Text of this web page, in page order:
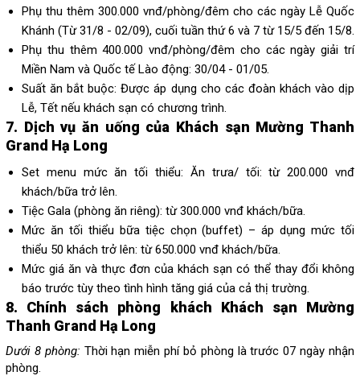
Phụ thu thêm 300.000 vnđ/phòng/đêm cho các ngày Lễ Quốc
Khánh (Từ 31/8 - 02/09), cuối tuần thứ 6 và 7 từ 15/5 đến 15/8.
Phụ thu thêm 400.000 vnđ/phòng/đêm cho các ngày giải trí
Miền Nam và Quốc tế Lào động: 30/04 - 01/05.
Suất ăn bắt buộc: Được áp dụng cho các đoàn khách vào dịp
Lễ, Tết nếu khách sạn có chương trình.
7. Dịch vụ ăn uống của Khách sạn Mường Thanh
Grand Hạ Long
Set menu mức ăn tối thiểu: Ăn trưa/ tối: từ 200.000 vnđ
khách/bữa trở lên.
Tiệc Gala (phòng ăn riêng): từ 300.000 vnđ khách/bữa.
Mức ăn tối thiểu bữa tiệc chọn (buffet) – áp dụng mức tối
thiểu 50 khách trở lên: từ 650.000 vnđ khách/bữa.
Mức giá ăn và thực đơn của khách sạn có thể thay đổi không
báo trước tùy theo tình hình tăng giá của cả thị trường.
8. Chính sách phòng khách Khách sạn Mường
Thanh Grand Hạ Long
Dưới 8 phòng: Thời hạn miễn phí bỏ phòng là trước 07 ngày nhận
phòng.